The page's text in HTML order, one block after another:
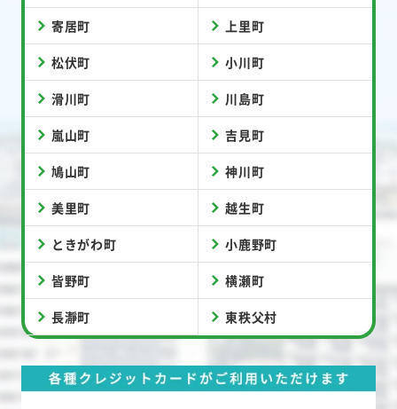
寄居町 上里町
松伏町 小川町
滑川町 川島町
嵐山町 吉見町
鳩山町 神川町
美里町 越生町
ときがわ町 小鹿野町
皆野町 横瀬町
長瀞町 東秩父村